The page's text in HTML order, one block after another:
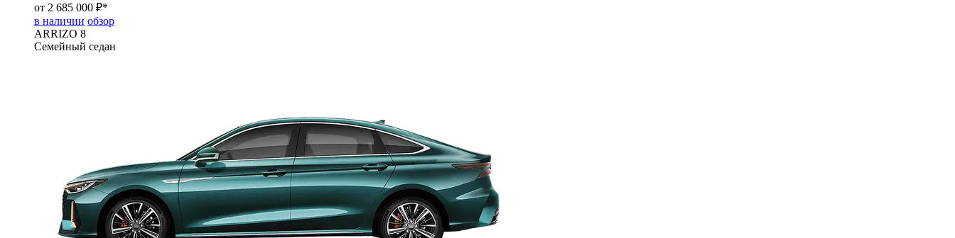
от 2 685 000 ₽*
в наличии обзор
ARRIZO 8
Семейный седан